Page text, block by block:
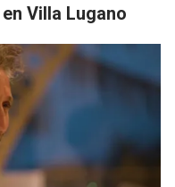
Villa Lugano